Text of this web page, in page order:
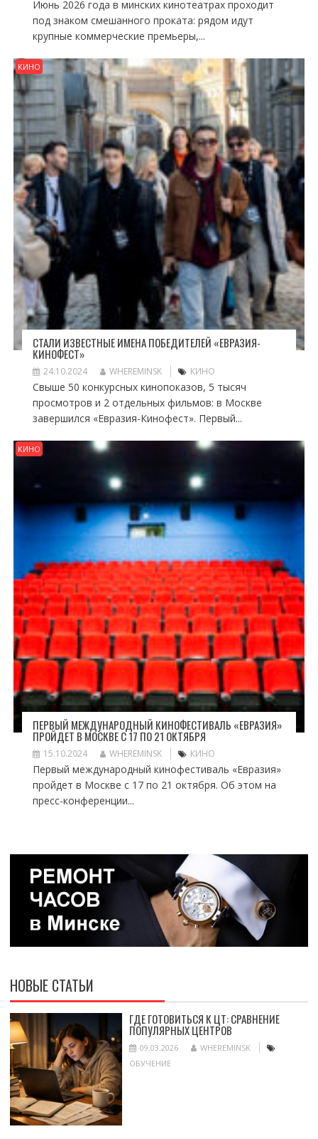
Июнь 2026 года в минских кинотеатрах проходит
под знаком смешанного проката: рядом идут
крупные коммерческие премьеры,...
КИНО
СТАЛИ ИЗВЕСТНЫЕ ИМЕНА ПОБЕДИТЕЛЕЙ «ЕВРАЗИЯ-
КИНОФЕСТ»
24.10.2024 WHEREMINSK КИНО
Свыше 50 конкурсных кинопоказов, 5 тысяч
просмотров и 2 отдельных фильмов: в Москве
завершился «Евразия-Кинофест». Первый...
КИНО
ПЕРВЫЙ МЕЖДУНАРОДНЫЙ КИНОФЕСТИВАЛЬ «ЕВРАЗИЯ»
ПРОЙДЕТ В МОСКВЕ С 17 ПО 21 ОКТЯБРЯ
15.10.2024 WHEREMINSK КИНО
Первый международный кинофестиваль «Евразия»
пройдет в Москве с 17 по 21 октября. Об этом на
пресс-конференции...
НОВЫЕ СТАТЬИ
ГДЕ ГОТОВИТЬСЯ К ЦТ: СРАВНЕНИЕ
ПОПУЛЯРНЫХ ЦЕНТРОВ
09.03.2026
WHEREMINSK
ОБУЧЕНИЕ